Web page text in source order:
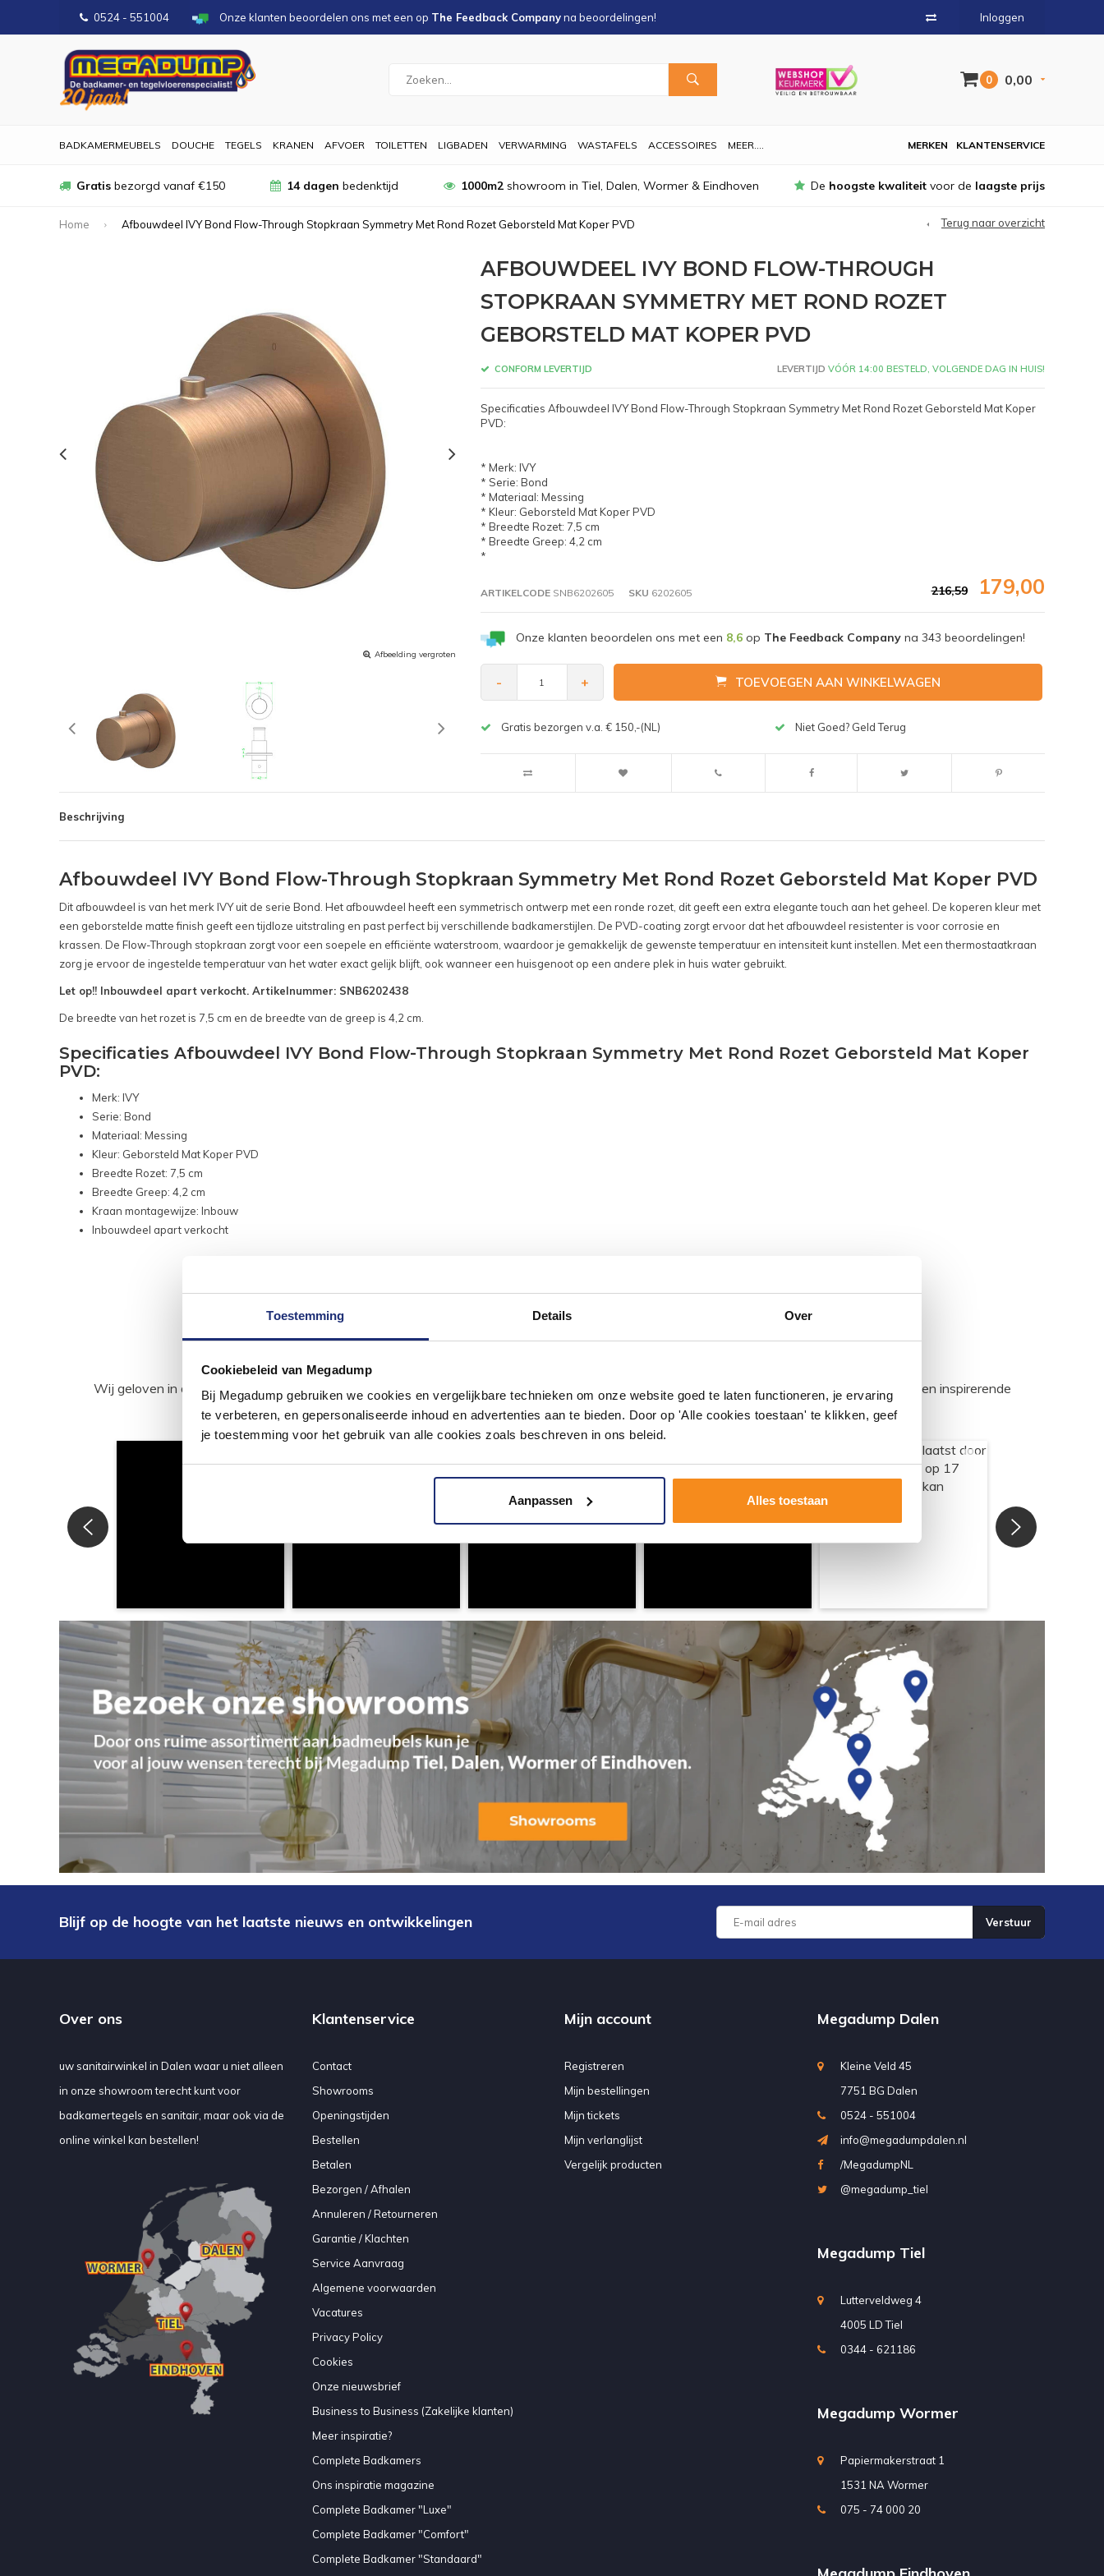
Toestemming Details Over
Cookiebeleid van Megadump
Bij Megadump gebruiken we cookies en vergelijkbare technieken om onze website goed te laten functioneren, je ervaring
te verbeteren, en gepersonaliseerde inhoud en advertenties aan te bieden. Door op 'Alle cookies toestaan' te klikken, geef
je toestemming voor het gebruik van alle cookies zoals beschreven in ons beleid.
Aanpassen Alles toestaan
0524 - 551004 Onze klanten beoordelen ons met een op The Feedback Companyna beoordelingen! Inloggen
0 0,00
BADKAMERMEUBELS DOUCHE TEGELS KRANEN AFVOER TOILETTEN LIGBADEN VERWARMING WASTAFELS ACCESSOIRES MEER.... KLANTENSERVICE
MERKEN
Gratis bezorgd vanaf €150 14 dagen bedenktijd 1000m2showroom in Tiel, Dalen, Wormer & Eindhoven De hoogste kwaliteit voor de laagste prijs
Home Afbouwdeel IVY Bond Flow-Through Stopkraan Symmetry Met Rond Rozet Geborsteld Mat Koper PVD Terug naar overzicht
Afbeelding vergroten
AFBOUWDEEL IVY BOND FLOW-THROUGH
STOPKRAAN SYMMETRY MET ROND ROZET
GEBORSTELD MAT KOPER PVD
CONFORM LEVERTIJD LEVERTIJD VÓÓR 14:00 BESTELD, VOLGENDE DAG IN HUIS!
Specificaties Afbouwdeel IVY Bond Flow-Through Stopkraan Symmetry Met Rond Rozet Geborsteld Mat Koper
PVD:
* Merk: IVY
* Serie: Bond
* Materiaal: Messing
* Kleur: Geborsteld Mat Koper PVD
* Breedte Rozet: 7,5 cm
* Breedte Greep: 4,2 cm
*
ARTIKELCODESNB6202605 SKU 6202605 216,59 179,00
Onze klanten beoordelen ons met een 8,6op The Feedback Companyna 343 beoordelingen!
- + TOEVOEGEN AAN WINKELWAGEN
Gratis bezorgen v.a. € 150,-(NL) Niet Goed? Geld Terug
Beschrijving
Afbouwdeel IVY Bond Flow-Through Stopkraan Symmetry Met Rond Rozet Geborsteld Mat Koper PVD
Dit afbouwdeel is van het merk IVY uit de serie Bond. Het afbouwdeel heeft een symmetrisch ontwerp met een ronde rozet, dit geeft een extra elegante touch aan het geheel. De koperen kleur met
een geborstelde matte finish geeft een tijdloze uitstraling en past perfect bij verschillende badkamerstijlen. De PVD-coating zorgt ervoor dat het afbouwdeel resistenter is voor corrosie en
krassen. De Flow-Through stopkraan zorgt voor een soepele en efficiënte waterstroom, waardoor je gemakkelijk de gewenste temperatuur en intensiteit kunt instellen. Met een thermostaatkraan
zorg je ervoor de ingestelde temperatuur van het water exact gelijk blijft, ook wanneer een huisgenoot op een andere plek in huis water gebruikt.
Let op!! Inbouwdeel apart verkocht. Artikelnummer: SNB6202438
De breedte van het rozet is 7,5 cm en de breedte van de greep is 4,2 cm.
Specificaties Afbouwdeel IVY Bond Flow-Through Stopkraan Symmetry Met Rond Rozet Geborsteld Mat Koper
PVD:
Merk: IVY
Serie: Bond
Materiaal: Messing
Kleur: Geborsteld Mat Koper PVD
Breedte Rozet: 7,5 cm
Breedte Greep: 4,2 cm
Kraan montagewijze: Inbouw
Inbouwdeel apart verkocht
Wij geloven in de kracht van delen. Deel jouw badkamer op Instagram met #mijndroombadkamer en tag @megadumpnl. Samen bouwen we een inspirerende
omgeving vol met unieke badkamerstijlen. Doe je mee?
Blijf op de hoogte van het laatste nieuws en ontwikkelingen Verstuur
Over ons
uw sanitairwinkel in Dalen waar u niet alleen
in onze showroom terecht kunt voor
badkamertegels en sanitair, maar ook via de
online winkel kan bestellen!
Klantenservice
Contact
Showrooms
Openingstijden
Bestellen
Betalen
Bezorgen / Afhalen
Annuleren / Retourneren
Garantie / Klachten
Service Aanvraag
Algemene voorwaarden
Vacatures
Privacy Policy
Cookies
Onze nieuwsbrief
Business to Business (Zakelijke klanten)
Meer inspiratie?
Complete Badkamers
Ons inspiratie magazine
Complete Badkamer "Luxe"
Complete Badkamer "Comfort"
Complete Badkamer "Standaard"
Mijn account
Registreren
Mijn bestellingen
Mijn tickets
Mijn verlanglijst
Vergelijk producten
Megadump Dalen
Kleine Veld 45
7751 BG Dalen
0524 - 551004
info@megadumpdalen.nl
/MegadumpNL
@megadump_tiel
Megadump Tiel
Lutterveldweg 4
4005 LD Tiel
0344 - 621186
Megadump Wormer
Papiermakerstraat 1
1531 NA Wormer
075 - 74 000 20